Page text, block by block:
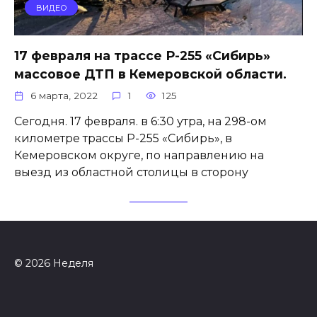
ВИДЕО
17 февраля на трассе Р-255 «Сибирь»
массовое ДТП в Кемеровской области.
6 марта, 2022 1 125
Сегодня. 17 февраля. в 6:30 утра, на 298-ом
километре трассы Р-255 «Сибирь», в
Кемеровском округе, по направлению на
выезд из областной столицы в сторону
© 2026 Неделя